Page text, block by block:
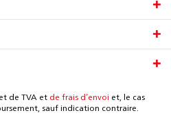
de TVA et de frais d’envoi et, le cas
sauf indication contraire.